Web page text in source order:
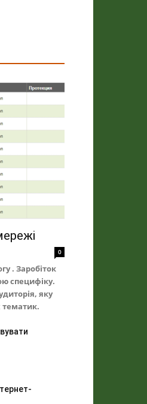
0
. Заробіток
специфіку.
яку
тематик.